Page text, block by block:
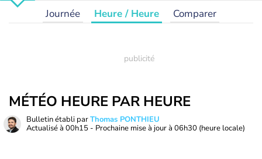
Journée Heure / Heure Comparer
MÉTÉO HEURE PAR HEURE
Bulletin établi parThomas PONTHIEU
Actualisé à 00h15 - Prochaine mise à jour à 06h30 (heure locale)